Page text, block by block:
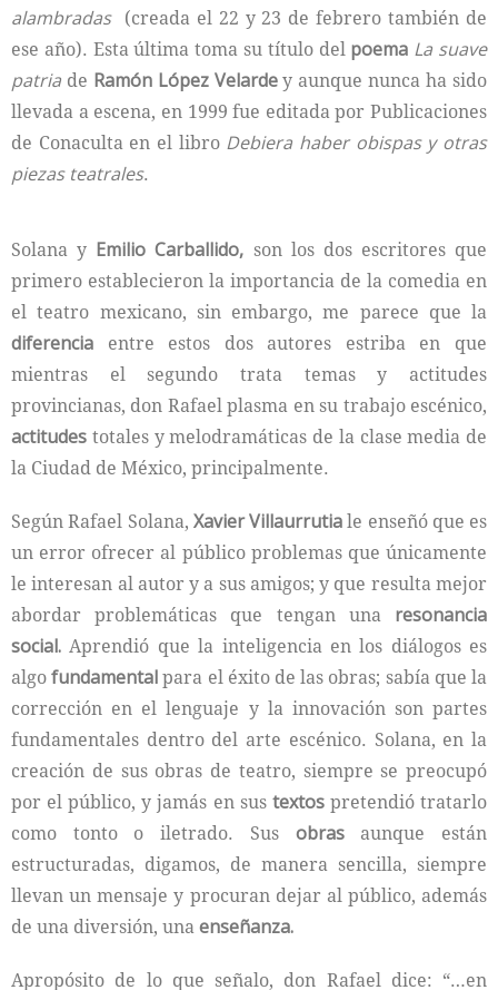
alambradas(creada el 22 y 23 de febrero también de
ese año). Esta última toma su título del poema La suave
patria de Ramón López Velardey aunque nunca ha sido
llevada a escena, en 1999 fue editada por Publicaciones
de Conaculta en el libro Debiera haber obispas y otras
piezas teatrales.
Solana y Emilio Carballido, son los dos escritores que
primero establecieron la importancia de la comedia en
el teatro mexicano, sin embargo, me parece que la
diferencia entre estos dos autores estriba en que
mientras el segundo trata temas y actitudes
provincianas, don Rafael plasma en su trabajo escénico,
actitudes totales y melodramáticas de la clase media de
la Ciudad de México, principalmente.
Según Rafael Solana, Xavier Villaurrutiale enseñó que es
un error ofrecer al público problemas que únicamente
le interesan al autor y a sus amigos; y que resulta mejor
abordar problemáticas que tengan una resonancia
social. Aprendió que la inteligencia en los diálogos es
algofundamentalpara el éxito de las obras; sabía que la
corrección en el lenguaje y la innovación son partes
fundamentales dentro del arte escénico. Solana, en la
creación de sus obras de teatro, siempre se preocupó
por el público, y jamás en sus textospretendió tratarlo
como tonto o iletrado. Sus obrasaunque están
estructuradas, digamos, de manera sencilla, siempre
llevan un mensaje y procuran dejar al público, además
de una diversión, unaenseñanza.
Apropósito de lo que señalo, don Rafael dice: “…en